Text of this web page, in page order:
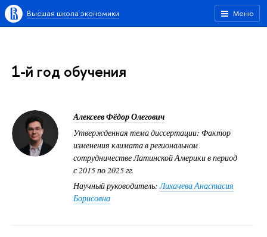
Меню
Высшая школа экономики
1-й год обучения
Алексеев Фёдор Олегович
Утвержденная тема диссертации: Фактор
изменения климата в региональном
сотрудничестве Латинской Америки в период
с 2015 по 2025 гг.
Научный руководитель:Лихачева Анастасия
Борисовна